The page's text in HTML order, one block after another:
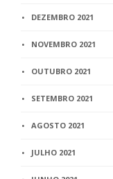
DEZEMBRO 2021
NOVEMBRO 2021
OUTUBRO 2021
SETEMBRO 2021
AGOSTO 2021
JULHO 2021